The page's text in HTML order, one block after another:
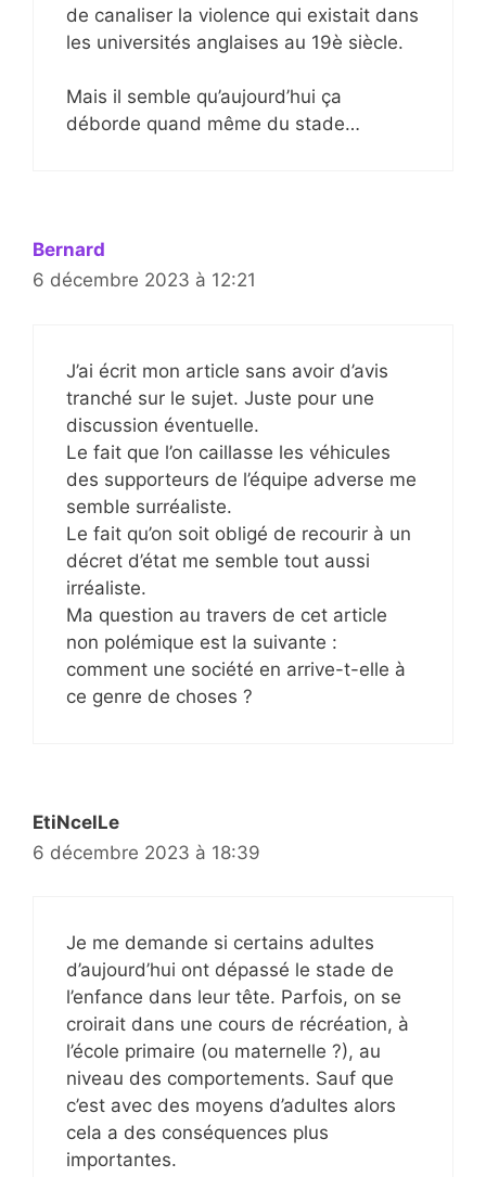
de canaliser la violence qui existait dans
les universités anglaises au 19è siècle.
Mais il semble qu’aujourd’hui ça
déborde quand même du stade…
Bernard
6 décembre 2023 à 12:21
J’ai écrit mon article sans avoir d’avis
tranché sur le sujet. Juste pour une
discussion éventuelle.
Le fait que l’on caillasse les véhicules
des supporteurs de l’équipe adverse me
semble surréaliste.
Le fait qu’on soit obligé de recourir à un
décret d’état me semble tout aussi
irréaliste.
Ma question au travers de cet article
non polémique est la suivante :
comment une société en arrive-t-elle à
ce genre de choses ?
EtiNcelLe
6 décembre 2023 à 18:39
Je me demande si certains adultes
d’aujourd’hui ont dépassé le stade de
l’enfance dans leur tête. Parfois, on se
croirait dans une cours de récréation, à
l’école primaire (ou maternelle ?), au
niveau des comportements. Sauf que
c’est avec des moyens d’adultes alors
cela a des conséquences plus
importantes.